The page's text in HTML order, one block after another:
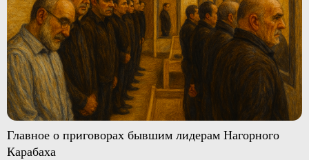
Главное о приговорах бывшим лидерам Нагорного
Карабаха